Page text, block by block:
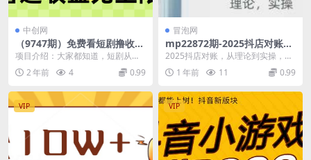
中创网
（9747期）免费看短剧撸收
益，可挂机批量，随便玩一天
一号30+做推广抢首码，管道
收益
项目介绍：大家都知道，短剧从去
年下半年开始就非常的火，包括我
自己，也喜欢去追。今...
2 年前 4 0.99
冒泡网
mp22872期-2025抖店对账，
从理论到实操，学完即用
2025抖店对账，从理论到实操，学
完即用 课程内容： 抖店对账 对账
核算-财会小...
1 年前 11 0.99
VIP VIP